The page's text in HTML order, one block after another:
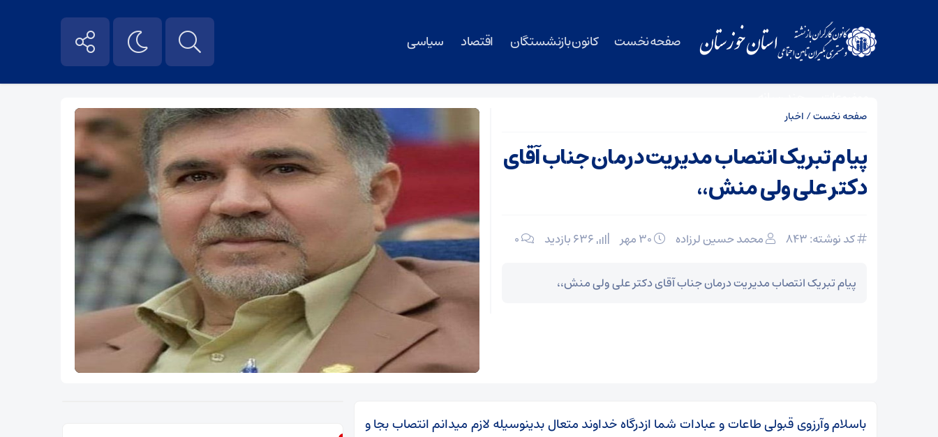
صفحه نخست کانون بازنشستگان اقتصاد سیاسی
صفحه نخست/ اخبار
پیام تبریک انتصاب مدیریت درمان جناب آقای
دکتر علی ولی منش،،
کد نوشته: 843 محمد حسین لرزاده ۰
پیام تبریک انتصاب مدیریت درمان جناب آقای دکتر علی ولی منش،،
باسلام وآرزوی قبولی طاعات و عبادات شما ازدرگاه خداوند متعال بدینوسیله لازم میدانم انتصاب بجا و